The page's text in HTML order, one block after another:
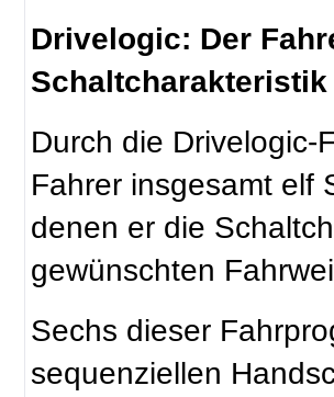
Drivelogic: Der
Schaltcharakteristik
Durch die Drivelogic-
Fahrer insgesamt elf
denen er die
gewünschten
Sechs dieser
sequenziellen